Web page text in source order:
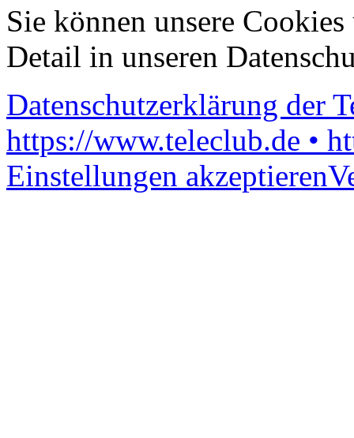
Sie können unsere
Detail in unseren
Datenschutzerklärung der
https://www.teleclub.de •
Einstellungen akzeptieren